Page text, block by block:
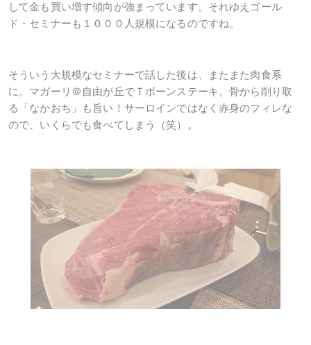
して金も買い増す傾向が強まっています。それゆえゴール
ド・セミナーも１０００人規模になるのですね。
そういう大規模なセミナーで話した後は、またまた肉食系
に。マガーリ＠自由が丘でＴボーンステーキ。骨から削り取
る「なかおち」も旨い！サーロインではなく赤身のフィレな
ので、いくらでも食べてしまう（笑）。